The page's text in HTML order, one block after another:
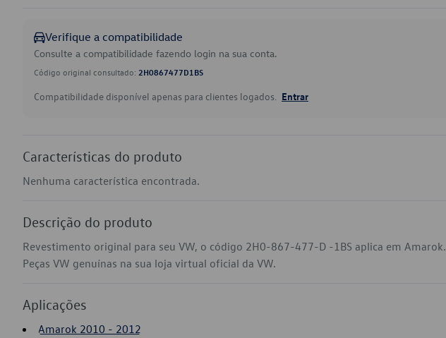
Verifique a compatibilidade
Consulte a compatibilidade fazendo login na sua conta.
Código original consultado: 2H0867477D1BS
Compatibilidade disponível apenas para clientes logados. Entrar
Características do produto
Nenhuma característica encontrada.
Descrição do produto
Revestimento original para seu VW, o código 2H0-867-477-D -1BS aplica em Amarok.
Peças VW genuínas na sua loja virtual oficial da VW.
Aplicações
Amarok 2010 - 2012